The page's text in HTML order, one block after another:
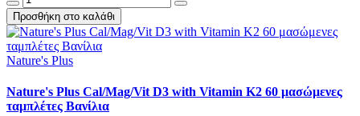
Προσθήκη στο καλάθι
Nature's Plus
Nature's Plus Cal/Mag/Vit D3 with Vitamin K2 60 μασώμενες
ταμπλέτες Βανίλια